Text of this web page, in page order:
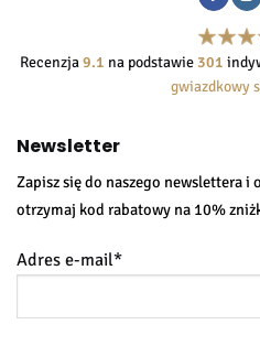
Recenzja9.1 na podstawie 301
gwiazdkowy
Newsletter
Zapisz się do naszego newslettera
otrzymaj kod rabatowy na 10%
Adres e-mail*